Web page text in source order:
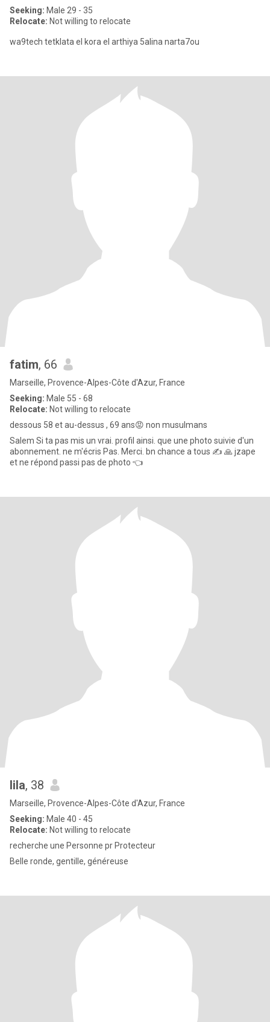
Seeking: Male 29 - 35
Relocate: Not willing to relocate
wa9tech tetklata el kora el arthiya 5alina narta7ou
fatim, 66
Marseille, Provence-Alpes-Côte d'Azur, France
Seeking: Male 55 - 68
Relocate: Not willing to relocate
dessous 58 et au-dessus , 69 ans😡 non musulmans
Salem Si ta pas mis un vrai. profil ainsi. que une photo suivie d'un
abonnement. ne m'écris Pas. Merci. bn chance a tous ✍️ 🙏 jzape
et ne répond passi pas de photo 👈
lila, 38
Marseille, Provence-Alpes-Côte d'Azur, France
Seeking: Male 40 - 45
Relocate: Not willing to relocate
recherche une Personne pr Protecteur
Belle ronde, gentille, généreuse